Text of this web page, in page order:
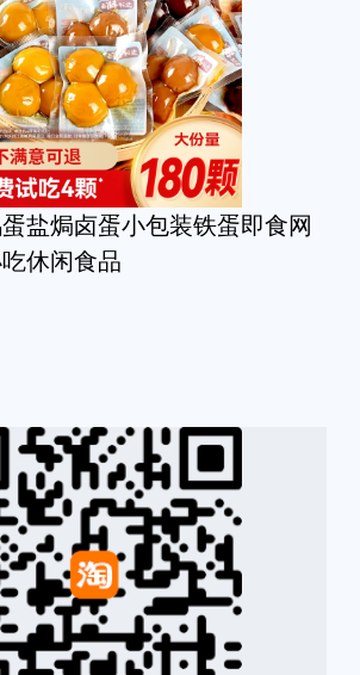
盐焗卤蛋小包装铁蛋即食网
休闲食品